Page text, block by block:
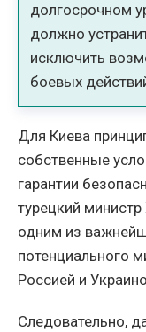
долгосрочном
должно
исключить
боевых
Для Киева
собственные
гарантии
турецкий
одним из
потенциального
Россией и
Следовательно,